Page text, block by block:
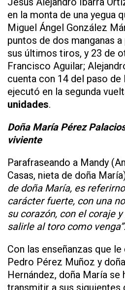
en la monta de una yegua
Miguel Ángel González
puntos de dos manganas
sus últimos tiros, y 23 de
Francisco Aguilar;
cuenta con 14 del paso de
ejecutó en la segunda
unidades.
Doña María Pérez
viviente
Parafraseando a Mandy
Casas, nieta de doña
de doña María, es
carácter fuerte, con una
su corazón, con el coraje
salirle al toro como venga”.
Con las enseñanzas que
Pedro Pérez Muñoz y
Hernández, doña María se